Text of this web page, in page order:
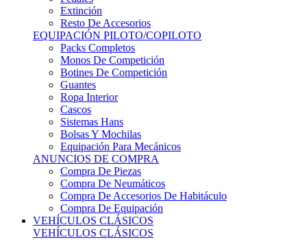
Resto De Accesorios
EQUIPACIÓN PILOTO/COPILOTO
Packs Completos
Monos De Competición
Botines De Competición
Guantes
Ropa Interior
Cascos
Sistemas Hans
Bolsas Y Mochilas
Equipación Para Mecánicos
ANUNCIOS DE COMPRA
Compra De Piezas
Compra De Neumáticos
Compra De Accesorios De Habitáculo
Compra De Equipación
VEHÍCULOS CLÁSICOS
VEHÍCULOS CLÁSICOS
Clásicos De Calle